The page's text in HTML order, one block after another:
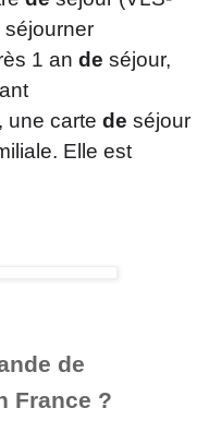
séjourner
1 an de séjour,
une carte de séjour
Elle est
de
France ?